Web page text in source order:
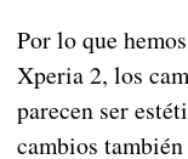
Por lo que
Xperia 2, los
parecen ser
cambios